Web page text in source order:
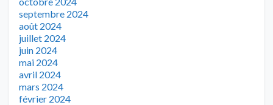
septembre 2024
août 2024
juillet 2024
juin 2024
mai 2024
avril 2024
mars 2024
février 2024